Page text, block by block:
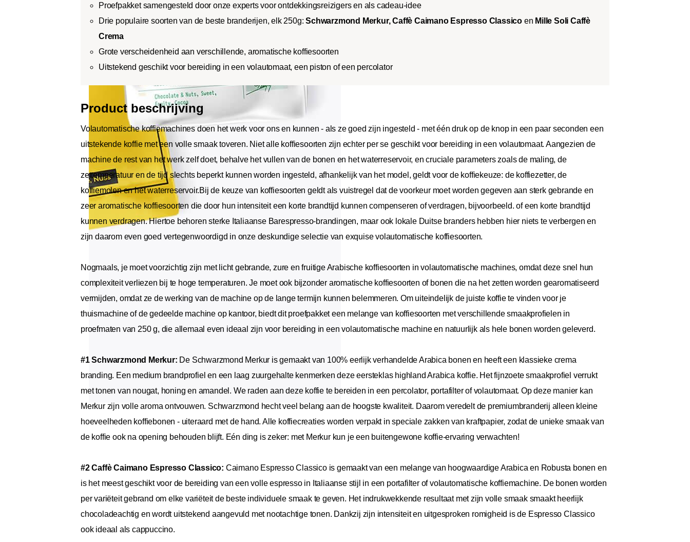
Proefpakket samengesteld door onze experts voor ontdekkingsreizigers en als cadeau-idee
Drie populaire soorten van de beste branderijen, elk 250g:Schwarzmond Merkur, Caffè Caimano Espresso Classico en Mille Soli Caffè
Crema
Grote verscheidenheid aan verschillende, aromatische koffiesoorten
Uitstekend geschikt voor bereiding in een volautomaat, een piston of een percolator
Product beschrijving
Volautomatische koffiemachines doen het werk voor ons en kunnen - als ze goed zijn ingesteld - met één druk op de knop in een paar seconden een
uitstekende koffie met een volle smaak toveren. Niet alle koffiesoorten zijn echter per se geschikt voor bereiding in een volautomaat. Aangezien de
machine de rest van het werk zelf doet, behalve het vullen van de bonen en het waterreservoir, en cruciale parameters zoals de maling, de
zettemperatuur en de tijd slechts beperkt kunnen worden ingesteld, afhankelijk van het model, geldt voor de koffiekeuze: de koffiezetter, de
koffiemolen en het waterreservoir.Bij de keuze van koffiesoorten geldt als vuistregel dat de voorkeur moet worden gegeven aan sterk gebrande en
zeer aromatische koffiesoorten die door hun intensiteit een korte brandtijd kunnen compenseren of verdragen, bijvoorbeeld. of een korte brandtijd
kunnen verdragen. Hiertoe behoren sterke Italiaanse Barespresso-brandingen, maar ook lokale Duitse branders hebben hier niets te verbergen en
zijn daarom even goed vertegenwoordigd in onze deskundige selectie van exquise volautomatische koffiesoorten.
Nogmaals, je moet voorzichtig zijn met licht gebrande, zure en fruitige Arabische koffiesoorten in volautomatische machines, omdat deze snel hun
complexiteit verliezen bij te hoge temperaturen. Je moet ook bijzonder aromatische koffiesoorten of bonen die na het zetten worden gearomatiseerd
vermijden, omdat ze de werking van de machine op de lange termijn kunnen belemmeren. Om uiteindelijk de juiste koffie te vinden voor je
thuismachine of de gedeelde machine op kantoor, biedt dit proefpakket een melange van koffiesoorten met verschillende smaakprofielen in
proefmaten van 250 g, die allemaal even ideaal zijn voor bereiding in een volautomatische machine en natuurlijk als hele bonen worden geleverd.
#1 Schwarzmond Merkur: De Schwarzmond Merkur is gemaakt van 100% eerlijk verhandelde Arabica bonen en heeft een klassieke crema
branding. Een medium brandprofiel en een laag zuurgehalte kenmerken deze eersteklas highland Arabica koffie. Het fijnzoete smaakprofiel verrukt
met tonen van nougat, honing en amandel. We raden aan deze koffie te bereiden in een percolator, portafilter of volautomaat. Op deze manier kan
Merkur zijn volle aroma ontvouwen. Schwarzmond hecht veel belang aan de hoogste kwaliteit. Daarom veredelt de premiumbranderij alleen kleine
hoeveelheden koffiebonen - uiteraard met de hand. Alle koffiecreaties worden verpakt in speciale zakken van kraftpapier, zodat de unieke smaak van
de koffie ook na opening behouden blijft. Eén ding is zeker: met Merkur kun je een buitengewone koffie-ervaring verwachten!
#2 Caffè Caimano Espresso Classico: Caimano Espresso Classico is gemaakt van een melange van hoogwaardige Arabica en Robusta bonen en
is het meest geschikt voor de bereiding van een volle espresso in Italiaanse stijl in een portafilter of volautomatische koffiemachine. De bonen worden
per variëteit gebrand om elke variëteit de beste individuele smaak te geven. Het indrukwekkende resultaat met zijn volle smaak smaakt heerlijk
chocoladeachtig en wordt uitstekend aangevuld met nootachtige tonen. Dankzij zijn intensiteit en uitgesproken romigheid is de Espresso Classico
ook ideaal als cappuccino.